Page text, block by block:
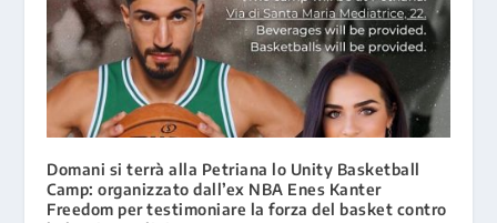
Domani si terrà alla Petriana lo Unity Basketball
Camp: organizzato dall’ex NBA Enes Kanter
Freedom per testimoniare la forza del basket contro